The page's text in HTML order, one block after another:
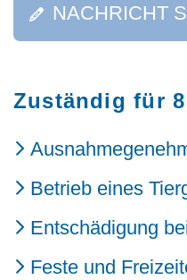
NACHRICHT
Zuständig für
Betrieb eines
Entschädigung
Feste und